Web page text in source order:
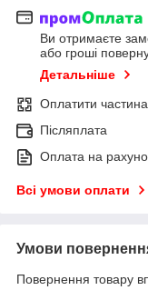
Ви отримаєте
або гроші
Детальніше
Оплатити
Післяплата
Оплата на
Всі умови оплати
Умови
Повернення товару